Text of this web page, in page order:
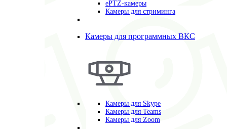
ePTZ-камеры
Камеры для стриминга
Камеры для программных ВКС
Камеры для Skype
Камеры для Teams
Камеры для Zoom